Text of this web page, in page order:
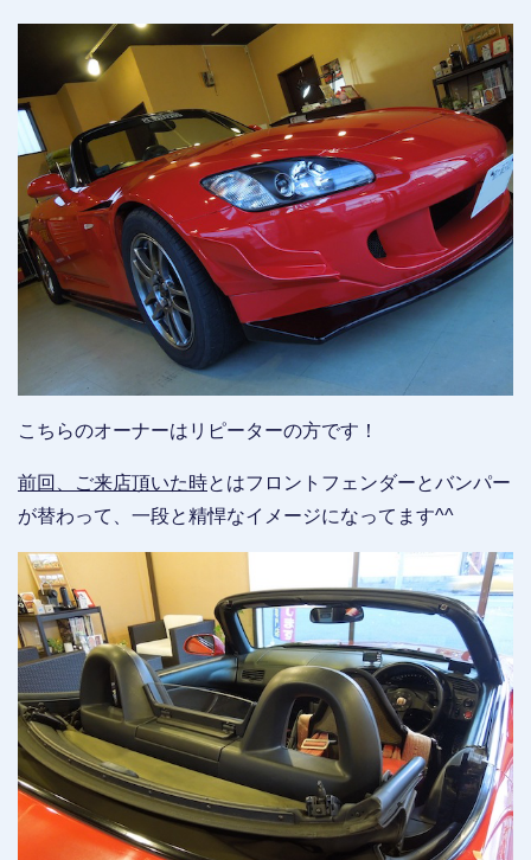
こちらのオーナーはリピーターの方です！
前回、ご来店頂いた時とはフロントフェンダーとバンパー
が替わって、一段と精悍なイメージになってます^^